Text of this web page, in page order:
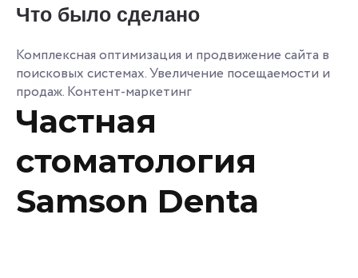
Что было сделано
Комплексная оптимизация и продвижение сайта в
поисковых системах. Увеличение посещаемости и
продаж. Контент-маркетинг
Частная
стоматология
Samson Denta